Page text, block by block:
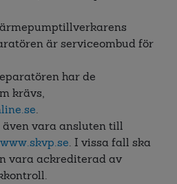
är serviceombud för
har de
krävs,
.
vara ansluten till
www.skvp.se. I vissa fall ska
vara ackrediterad av